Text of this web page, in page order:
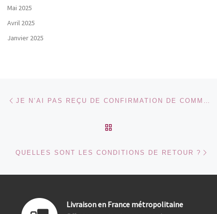
Mai 2025
Avril 2025
Janvier 2025
Parcourir les articles
QUELLES SONT LES CONDITIONS DE RETOUR ?
Livraison en France métropolitaine